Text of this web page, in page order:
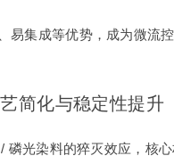
易集成等优势，成为微流
简化与稳定性提升
磷光染料的猝灭效应，核